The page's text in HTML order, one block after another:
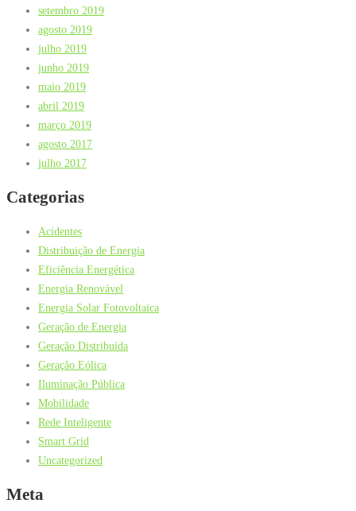
setembro 2019
agosto 2019
julho 2019
junho 2019
maio 2019
abril 2019
março 2019
agosto 2017
julho 2017
Categorias
Acidentes
Distribuição de Energia
Eficiência Energética
Energia Renovável
Energia Solar Fotovoltaica
Geração de Energia
Geração Distribuída
Geração Eólica
Iluminação Pública
Mobilidade
Rede Inteligente
Smart Grid
Uncategorized
Meta